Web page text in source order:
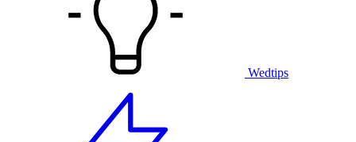
Wedtips